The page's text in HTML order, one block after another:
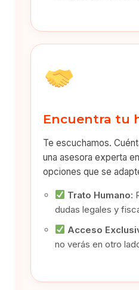
Encuentra tu
Te escuchamos.
una asesora experta
opciones que se
Trato Humano:
dudas legales y
Acceso
no verás en otro